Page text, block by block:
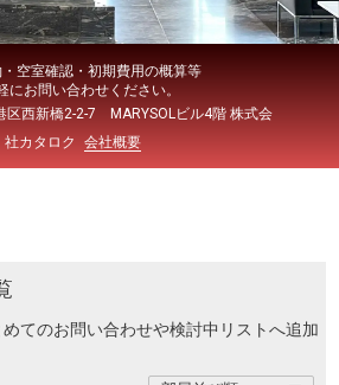
空室確認・初期費用の概算等
にお問い合わせください。
区西新橋2-2-7 MARYSOLビル4階 株式会
社カタロク
会社概要
てのお問い合わせや検討中リストへ追加